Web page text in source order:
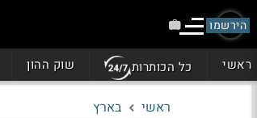
הירשמו
ראשי כל הכותרות שוק ההון
ראשי בארץ